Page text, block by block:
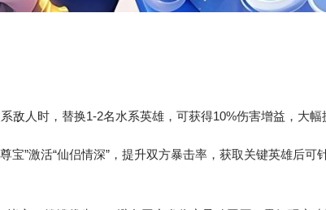
敌人时，替换1-2名水系英雄，可获得10%伤害增益，大幅
宝”激活“仙侣情深”，提升双方暴击率，获取关键英雄后可